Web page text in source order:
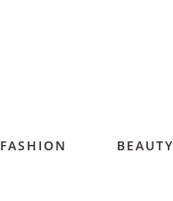
FASHION BEAUTY